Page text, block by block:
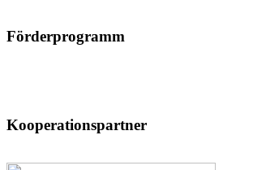
Förderprogramm
Kooperationspartner